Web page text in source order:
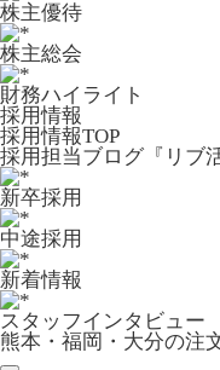
株主優待
株主総会
財務ハイライト
採用情報
採用情報TOP
採用担当ブログ『リブ活
新卒採用
中途採用
新着情報
スタッフインタビュー
熊本・福岡・大分の注